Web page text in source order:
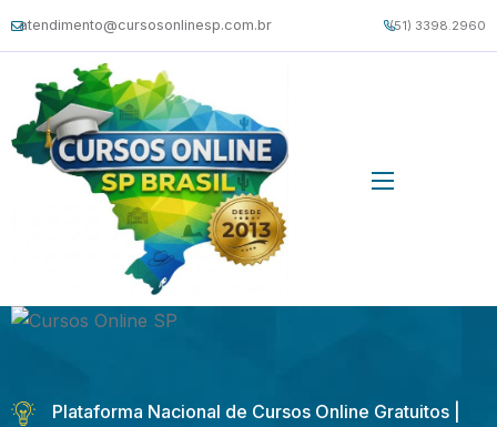
atendimento@cursosonlinesp.com.br (51) 3398.2960
Plataforma Nacional de Cursos Online Gratuitos |